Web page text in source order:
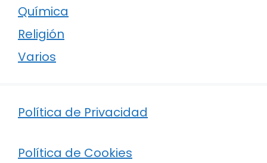
Química
Religión
Varios
Política de Privacidad
Política de Cookies